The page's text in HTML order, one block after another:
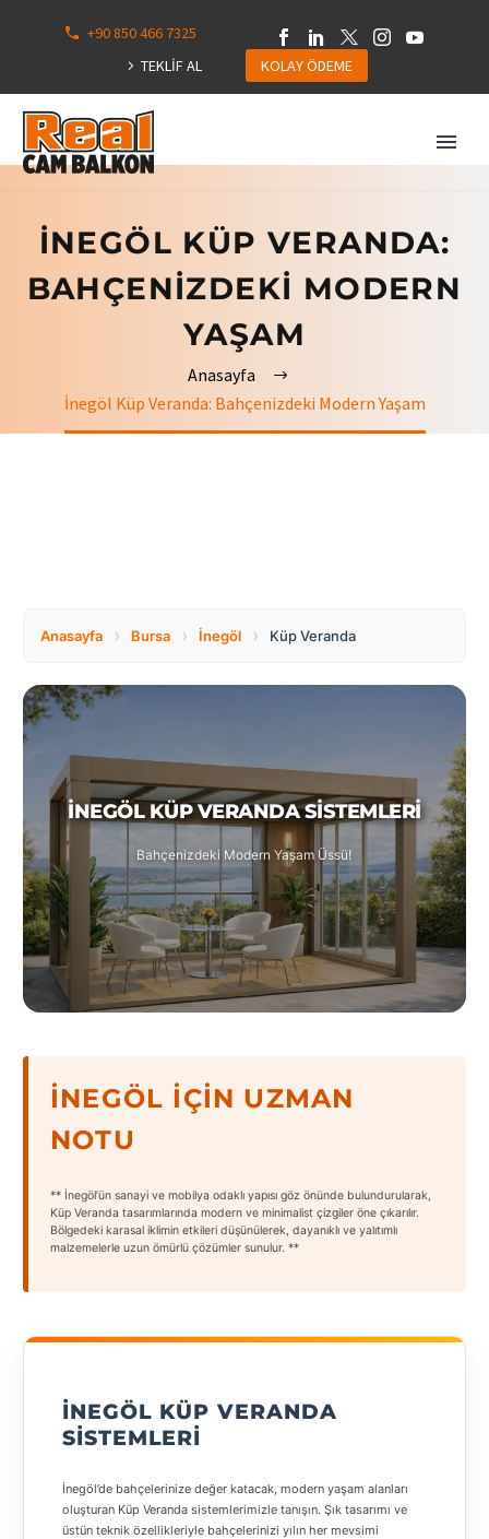
+90 850 466 7325
TEKLİF AL
KOLAY ÖDEME
İNEGÖL KÜP VERANDA:
BAHÇENIZDEKI MODERN
YAŞAM
Anasayfa
İnegöl Küp Veranda: Bahçenizdeki Modern Yaşam
Anasayfa › Bursa › İnegöl › Küp Veranda
İNEGÖL KÜP VERANDA SISTEMLERI
Bahçenizdeki Modern Yaşam Üssü!
İNEGÖL İÇIN UZMAN
NOTU
** İnegöl’ün sanayi ve mobilya odaklı yapısı göz önünde bulundurularak,
Küp Veranda tasarımlarında modern ve minimalist çizgiler öne çıkarılır.
Bölgedeki karasal iklimin etkileri düşünülerek, dayanıklı ve yalıtımlı
malzemelerle uzun ömürlü çözümler sunulur. **
İNEGÖL KÜP VERANDA
SISTEMLERI
İnegöl’de bahçelerinize değer katacak, modern yaşam alanları
oluşturan Küp Veranda sistemlerimizle tanışın. Şık tasarımı ve
üstün teknik özellikleriyle bahçelerinizi yılın her mevsimi
113
Hepsini
Göster
Bulgaria
Canada
Czech
Republic
Netherlands
Poland
Romania
Switzerland
Turkey
United
States
Tüm
Adana
Adıyaman
Antalya
Aydın
Balıkesir
Banja
Luka